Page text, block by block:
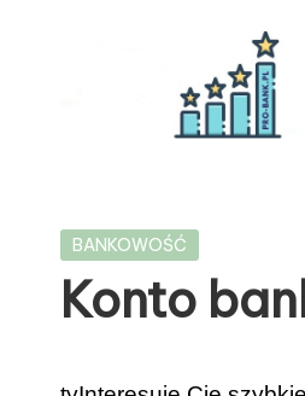
R
O
-
B
Posted
BANKOWOŚĆ
Konto